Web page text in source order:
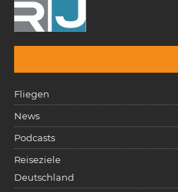
Fliegen
News
Podcasts
Reiseziele
Deutschland